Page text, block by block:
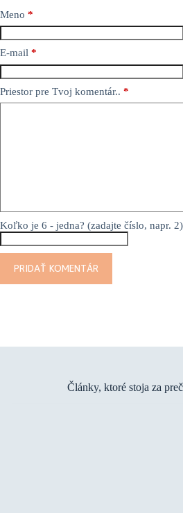
Meno *
E-mail *
Priestor pre Tvoj komentár.. *
Koľko je 6 - jedna? (zadajte číslo, napr. 2)
PRIDAŤ KOMENTÁR
Články, ktoré stoja za